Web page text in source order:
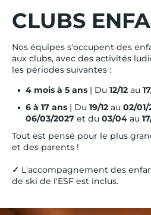
CLUBS
Nos équipes s'occupent des
aux clubs, avec des activités
les périodes suivantes :
4 mois à 5 ans | Du 12/12 au
6 à 17 ans | Du 19/12 au 02/01/
06/03/2027 et du 03/04 au
Tout est pensé pour le plus
et des parents !
✓ L'accompagnement des
de ski de l'ESF est inclus.